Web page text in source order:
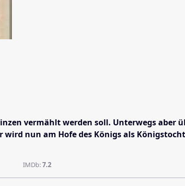
vermählt werden soll. Unterwegs aber
nun am Hofe des Königs als
IMDb:7.2